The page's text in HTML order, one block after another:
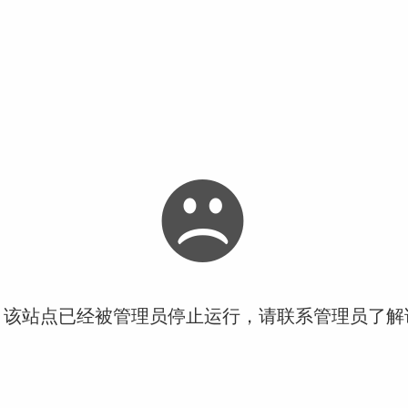
站点已经被管理员停止运行，请联系管理员了